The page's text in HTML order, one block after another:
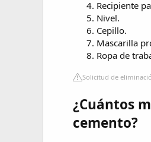
Recipiente
Nivel.
Cepillo.
Mascarilla
Ropa de
Solicitud de
¿Cuántos
cemento?